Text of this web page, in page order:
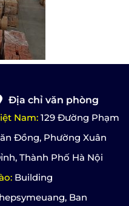
Địa chỉ văn phòng
Nam: 129 Đường Phạm
Đồng, Phường Xuân
Thành Phố Hà Nội
Building
Ban